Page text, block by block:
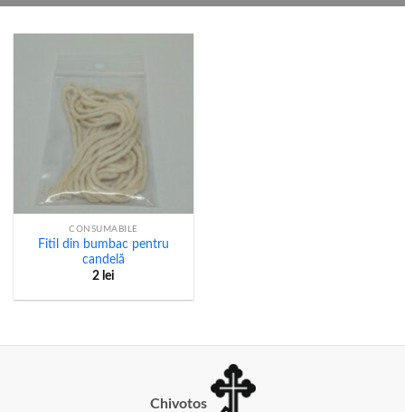
CONSUMABILE
Fitil din bumbac pentru
candelă
2 lei
Chivotos